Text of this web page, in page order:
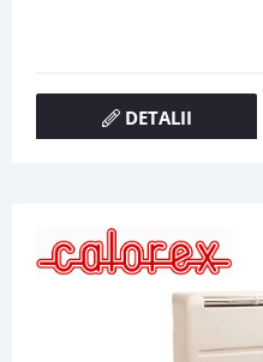
DETALII